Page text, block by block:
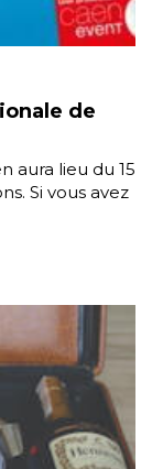
de
aura lieu du 15
Si vous avez